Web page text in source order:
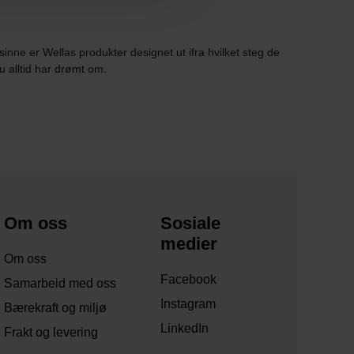
er Wellas produkter designet ut ifra hvilket steg de
alltid har drømt om.
Om oss
Om oss
Samarbeid med oss
Bærekraft og miljø
Frakt og levering
Sosiale
medier
Facebook
Instagram
LinkedIn